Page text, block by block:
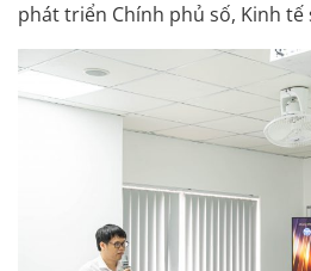
phát triển Chính phủ số, Kinh tế